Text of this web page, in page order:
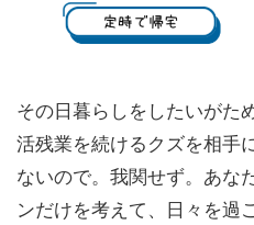
その日暮らしをしたいがた
活残業を続けるクズを相手
ないので。我関せず。あな
ンだけを考えて、日々を過